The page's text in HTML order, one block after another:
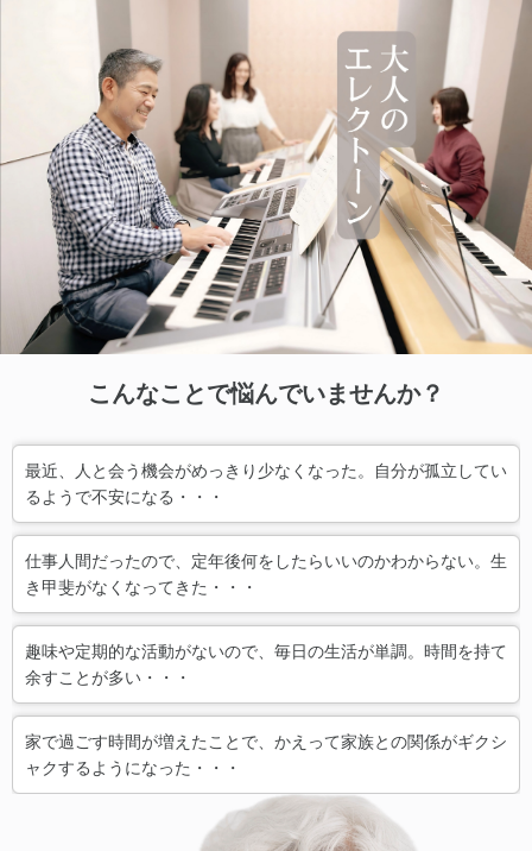
こんなことで悩んでいませんか？
最近、人と会う機会がめっきり少なくなった。自分が孤立してい
るようで不安になる・・・
仕事人間だったので、定年後何をしたらいいのかわからない。生
き甲斐がなくなってきた・・・
趣味や定期的な活動がないので、毎日の生活が単調。時間を持て
余すことが多い・・・
家で過ごす時間が増えたことで、かえって家族との関係がギクシ
ャクするようになった・・・